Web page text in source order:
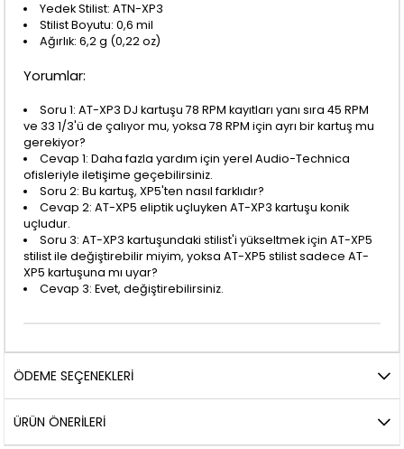
Yedek Stilist: ATN-XP3
Stilist Boyutu: 0,6 mil
Ağırlık: 6,2 g (0,22 oz)
Yorumlar:
Soru 1: AT-XP3 DJ kartuşu 78 RPM kayıtları yanı sıra 45 RPM
ve 33 1/3'ü de çalıyor mu, yoksa 78 RPM için ayrı bir kartuş mu
gerekiyor?
Cevap 1: Daha fazla yardım için yerel Audio-Technica
ofisleriyle iletişime geçebilirsiniz.
Soru 2: Bu kartuş, XP5'ten nasıl farklıdır?
Cevap 2: AT-XP5 eliptik uçluyken AT-XP3 kartuşu konik
uçludur.
Soru 3: AT-XP3 kartuşundaki stilist'i yükseltmek için AT-XP5
stilist ile değiştirebilir miyim, yoksa AT-XP5 stilist sadece AT-
XP5 kartuşuna mı uyar?
Cevap 3: Evet, değiştirebilirsiniz.
ÖDEME SEÇENEKLERI
ÜRÜN ÖNERILERI